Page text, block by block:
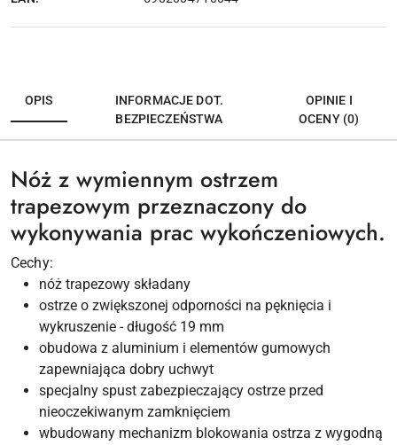
OPIS
INFORMACJE DOT.
BEZPIECZEŃSTWA
OPINIE I
OCENY (0)
Nóż z wymiennym ostrzem
trapezowym przeznaczony do
wykonywania prac wykończeniowych.
Cechy:
nóż trapezowy składany
ostrze o zwiększonej odporności na pęknięcia i
wykruszenie - długość 19 mm
obudowa z aluminium i elementów gumowych
zapewniająca dobry uchwyt
specjalny spust zabezpieczający ostrze przed
nieoczekiwanym zamknięciem
wbudowany mechanizm blokowania ostrza z wygodną